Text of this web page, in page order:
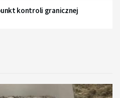
kontroli granicznej